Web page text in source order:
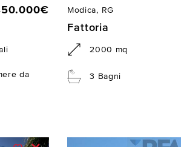
da
Modica, RG
Fattoria
2000 mq
3 Bagni